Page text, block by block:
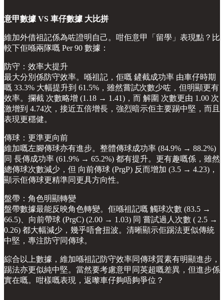
意甲數據 VS 車仔數據 大比拼
維加外借祖記係為咗證明自己。咁佢意甲「留學」表現點？比
較下佢喺兩隊嘅 Per 90 數據：
防守：效率大提升
最大分別係防守效率。喺祖記，佢嘅 鏟截成功率 由車仔時期
嘅 33.3% 大幅提升到 61.5%，雖然嘗試次數少咗，但明顯更有
效率。攔截 次數略增 (1.18 → 1.41)，而 解圍 次數更由 1.00 次
激增到 4.74次，接近五倍增長，強烈暗示佢主要踢中堅，而且
表現更穩健。
傳球：更準更向前
維加嘅左腳傳球亦有進步。整體傳球成功率 (84.9% → 88.2%)
同 長傳成功率 (61.9% → 65.2%) 都有提升。更有趣嘅係，雖然
總傳球次數減少，但 向前傳球 (PrgP) 反而增加 (3.5 → 4.23)，
顯示佢傳球更精準同更具方向性。
盤帶：角色明顯轉變
盤帶數據最能反映角色轉變。佢喺祖記嘅 觸球次數 (83.5 →
66.5)、向前帶球 (PrgC) (2.00 → 1.03) 同 嘗試過人次數 ( 2.5 →
0.26) 都大幅減少，幾乎唔會扭波。清晰顯示佢踢法更似傳統
中堅，專注防守同傳球。
綜合以上數據，維加喺祖記防守效率同傳球質素有明顯進步，
踢法亦更似純中堅。當然要考慮意甲同英超嘅差異，但進步係
實在嘅。咁樣嘅表現，返嚟車仔夠唔夠爭位？